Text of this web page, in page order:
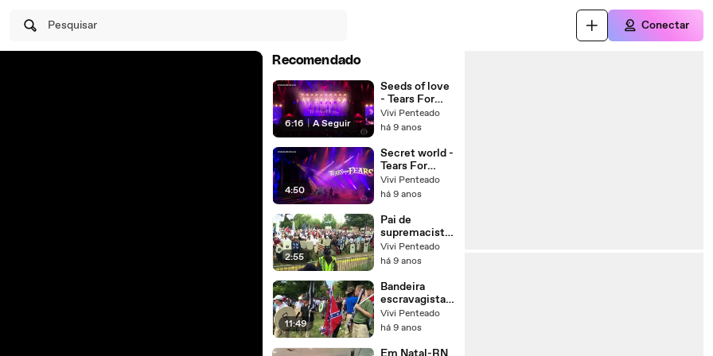
Pesquisar Conectar
Recomendado
6:16 | A Seguir
Seeds of love
- Tears For
Fears
Vivi Penteado
há 9 anos
4:50
Secret world -
Tears For
Fears
Vivi Penteado
há 9 anos
2:55
Pai de
supremacista
divulga
desabafo
protestos em
Charlottesvill
e
Vivi Penteado
há 9 anos
11:49
Bandeira
escravagista
causa orgulho
na cidade
dos EUA
Vivi Penteado
há 9 anos